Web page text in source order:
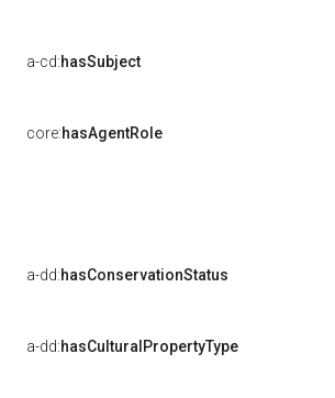
a-cd:hasSubject
core:hasAgentRole
a-dd:hasConservationStatus
a-dd:hasCulturalPropertyType